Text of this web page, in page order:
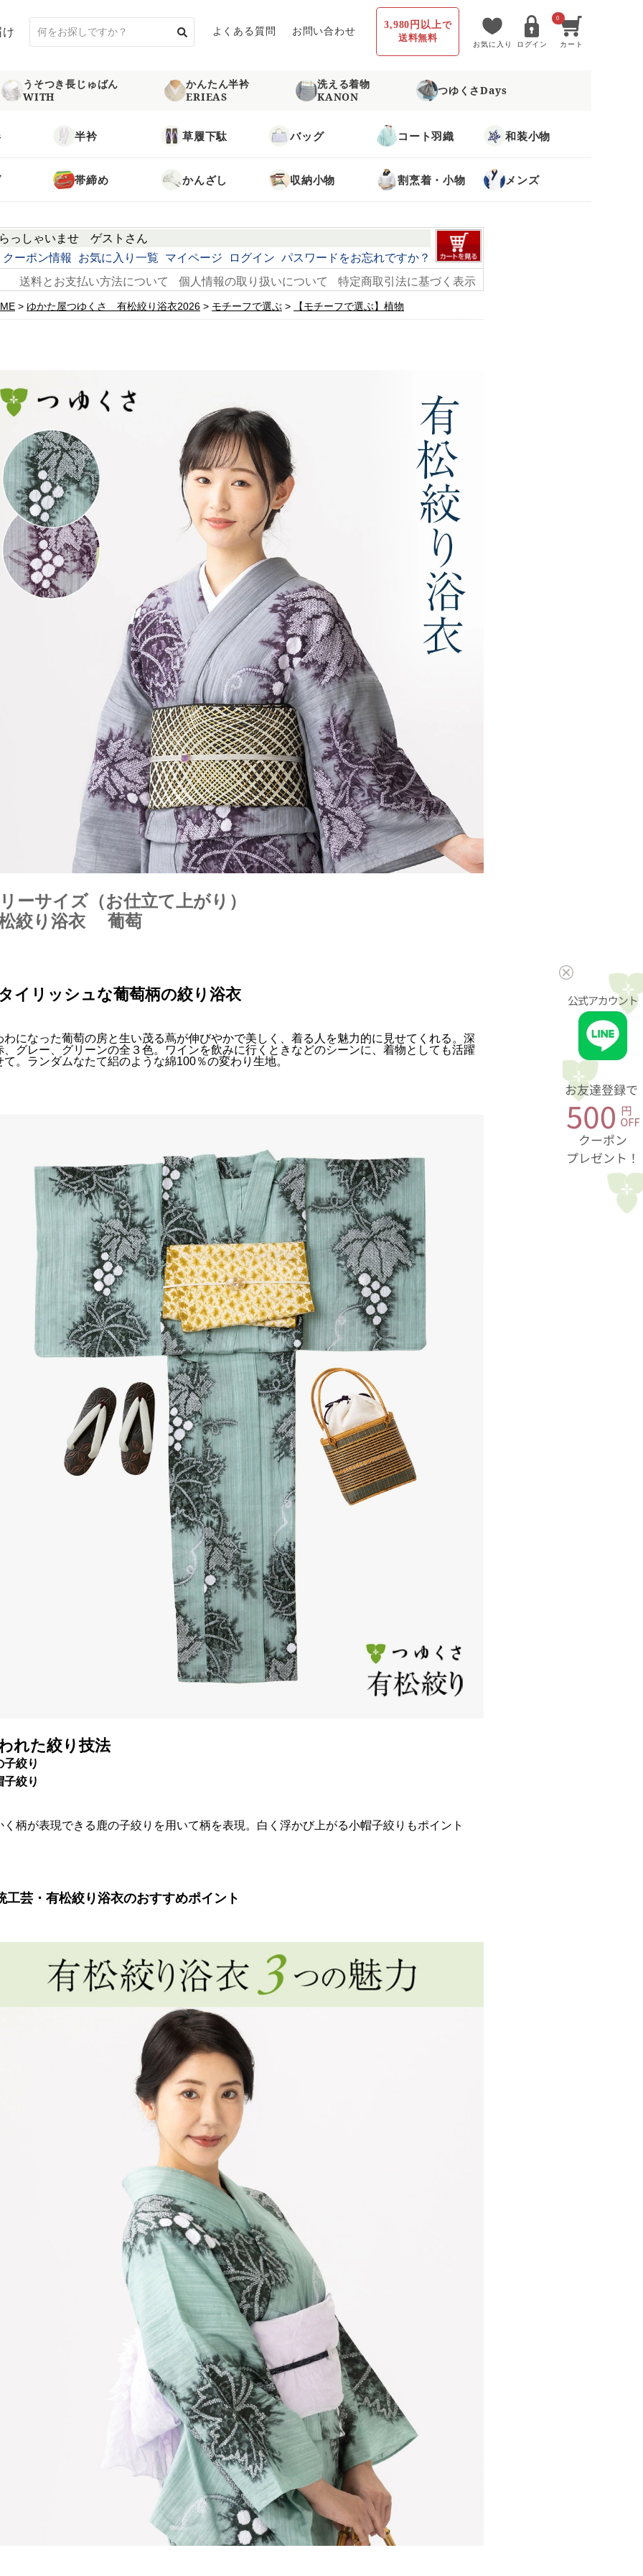
よくある質問 お問い合わせ
3,980円以上で
送料無料
お気に入り ログイン
0
カート
うそつき長じゅばん
WITH
かんたん半衿
ERIEAS
洗える着物
KANON
つゆくさDays
半衿 草履下駄 バッグ コート羽織 和装小物
帯締め かんざし 収納小物 割烹着・小物 メンズ
っしゃいませ ゲスト さん
クーポン情報
お気に入り一覧 マイページ ログイン パスワードをお忘れですか？
送料とお支払い方法について
個人情報の取り扱いについて 特定商取引法に基づく表示
ゆかた屋つゆくさ 有松絞り浴衣2026 モチーフで選ぶ 【モチーフで選ぶ】植物
ーサイズ（お仕立て上がり）
絞り浴衣 葡萄
イリッシュな葡萄柄の絞り浴衣
わになった葡萄の房と生い茂る蔦が伸びやかで美しく、着る人を魅力的に見せてくれる。深
、グレー、グリーンの全３色。ワインを飲みに行くときなどのシーンに、着物としても活躍
て。ランダムなたて絽のような綿100％の変わり生地。
れた絞り技法
子絞り
子絞り
く柄が表現できる鹿の子絞りを用いて柄を表現。白く浮かび上がる小帽子絞りもポイント
工芸・有松絞り浴衣のおすすめポイント